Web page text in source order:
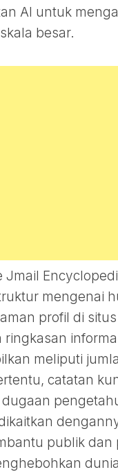
AI untuk
besar.
Jmail
mengenai
profil di
meliputi
catatan
publik